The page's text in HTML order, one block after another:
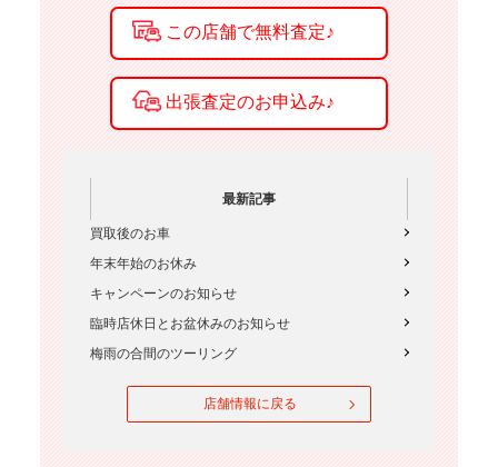
最新記事
買取後のお車
年末年始のお休み
キャンペーンのお知らせ
臨時店休日とお盆休みのお知らせ
梅雨の合間のツーリング
店舗情報に戻る